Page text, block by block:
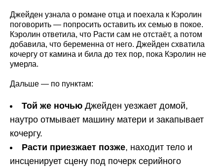
Джейден узнала о романе отца и поехала к Кэролин
поговорить — попросить оставить их семью в покое.
Кэролин ответила, что Расти сам не отстаёт, а потом
добавила, что беременна от него. Джейден схватила
кочергу от камина и била до тех пор, пока Кэролин не
умерла.
Дальше — по пунктам:
Той же ночью Джейден уезжает домой,
наутро отмывает машину матери и закапывает
кочергу.
Расти приезжает позже, находит тело и
инсценирует сцену под почерк серийного